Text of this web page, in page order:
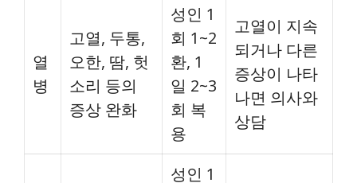
열
병
고열, 두통,
오한, 땀, 헛
소리 등의
증상 완화
성인 1
회 1~2
환, 1
일 2~3
회 복
용
고열이 지속
되거나 다른
증상이 나타
나면 의사와
상담
성인 1